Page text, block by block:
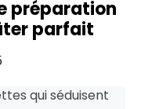
préparation
parfait
qui séduisent